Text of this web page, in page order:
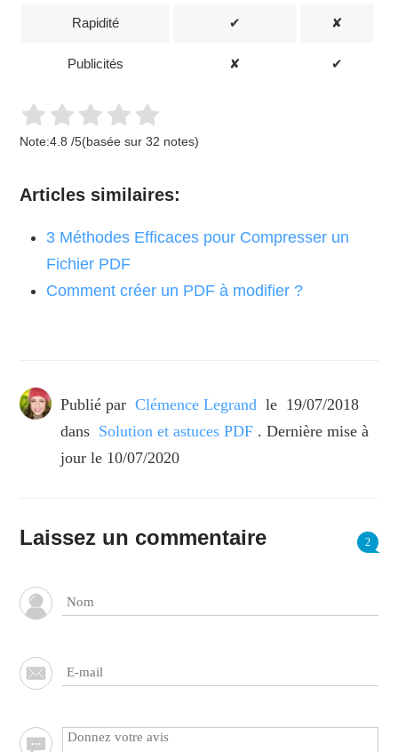
Rapidité ✔ ✘
Publicités ✘ ✔
Note:4.8 /5(basée sur32 notes)
Articles similaires:
3 Méthodes Efficaces pour Compresser un
Fichier PDF
Comment créer un PDF à modifier ?
Publié par Clémence Legrand le 19/07/2018
dans Solution et astuces PDF . Dernière mise à
jour le 10/07/2020
Laissez un commentaire 2